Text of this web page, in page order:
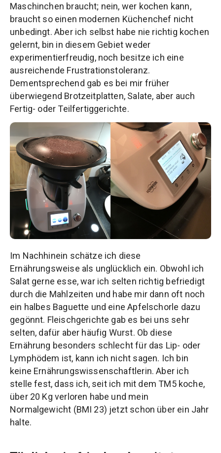
Maschinchen braucht; nein, wer kochen kann,
braucht so einen modernen Küchenchef nicht
unbedingt. Aber ich selbst habe nie richtig kochen
gelernt, bin in diesem Gebiet weder
experimentierfreudig, noch besitze ich eine
ausreichende Frustrationstoleranz.
Dementsprechend gab es bei mir früher
überwiegend Brotzeitplatten, Salate, aber auch
Fertig- oder Teilfertiggerichte.
Im Nachhinein schätze ich diese
Ernährungsweise als unglücklich ein. Obwohl ich
Salat gerne esse, war ich selten richtig befriedigt
durch die Mahlzeiten und habe mir dann oft noch
ein halbes Baguette und eine Apfelschorle dazu
gegönnt. Fleischgerichte gab es bei uns sehr
selten, dafür aber häufig Wurst. Ob diese
Ernährung besonders schlecht für das Lip- oder
Lymphödem ist, kann ich nicht sagen. Ich bin
keine Ernährungswissenschaftlerin. Aber ich
stelle fest, dass ich, seit ich mit dem TM5 koche,
über 20 Kg verloren habe und mein
Normalgewicht (BMI 23) jetzt schon über ein Jahr
halte.